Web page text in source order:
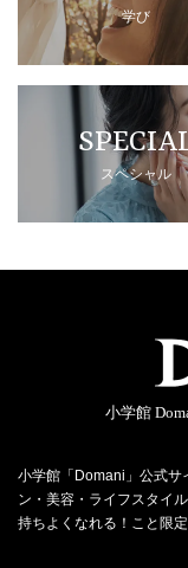
学び
スペシャル
小学館
小学館「Domani」公式サ
ン・美容・ライフスタイ
持ちよくなれる！こと限